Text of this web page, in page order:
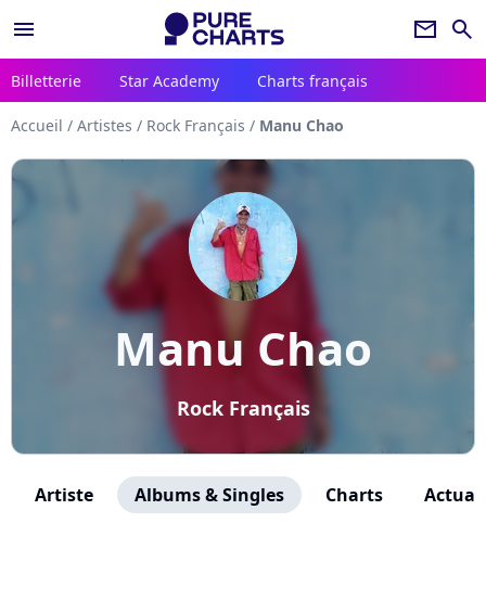
menu newsletter search
Billetterie Star Academy Charts français
Accueil / Artistes / Rock Français / Manu Chao
Manu Chao
Rock Français
Artiste Albums & Singles Charts